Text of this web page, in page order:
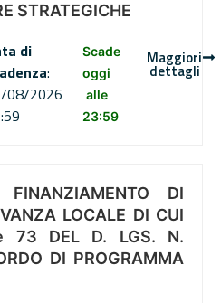
STRATEGICHE
di
:
08/2026
Scade
oggi
alle
23:59
Maggiori
dettagli
DI
LOCALE DI CUI
73 DEL D. LGS. N.
DI PROGRAMMA